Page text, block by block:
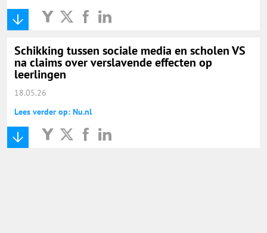
Schikking tussen sociale media en scholen VS
na claims over verslavende effecten op
leerlingen
18.05.26
Lees verder op: Nu.nl